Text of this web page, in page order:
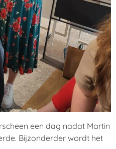
een dag nadat Martin
Bijzonderder wordt het